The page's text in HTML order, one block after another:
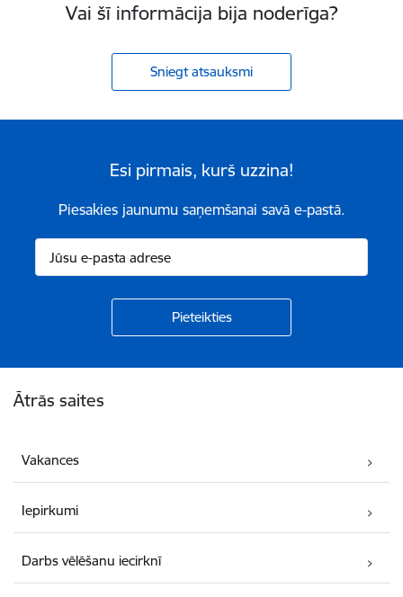
Vai šī informācija bija noderīga?
Sniegt atsauksmi
Esi pirmais, kurš uzzina!
Piesakies jaunumu saņemšanai savā e-pastā.
Ātrās saites
Vakances
Iepirkumi
Darbs vēlēšanu iecirknī